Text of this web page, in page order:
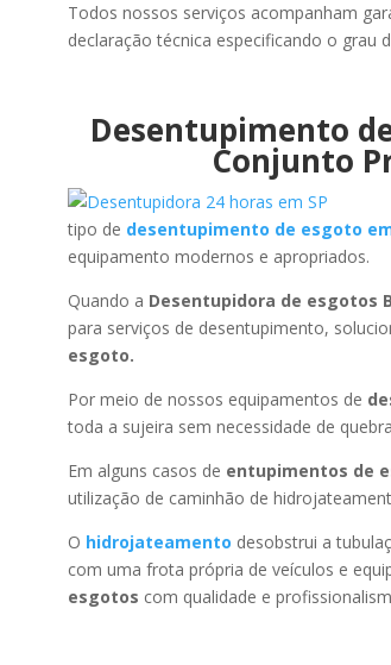
Todos nossos serviços acompanham
declaração técnica especificando o grau
Desentupimento
Conjunto
tipo de desentupimento de esgoto
equipamento modernos e apropriados.
Quando a Desentupidora de esgotos
para serviços de desentupimento,
esgoto.
Por meio de nossos equipamentos de
toda a sujeira sem necessidade de
Em alguns casos de entupimentos de
utilização de caminhão de
O hidrojateamento desobstrui a
com uma frota própria de veículos e
esgotos com qualidade e